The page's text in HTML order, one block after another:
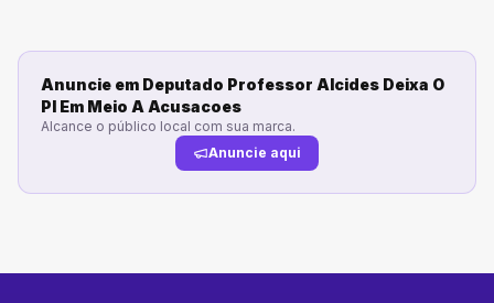
Anuncie em Deputado Professor Alcides Deixa O
Pl Em Meio A Acusacoes
Alcance o público local com sua marca.
Anuncie aqui